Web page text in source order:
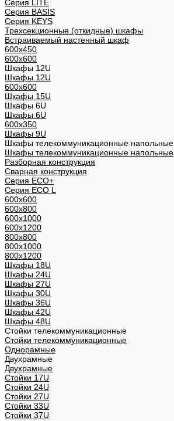
Cерия LITE
Cерия BASIS
Cерия KEYS
Трехсекционные (откидные) шкафы
Встраиваемый настенный шкаф
600x450
600x600
Шкафы 12U
Шкафы 12U
600x600
Шкафы 15U
Шкафы 6U
Шкафы 6U
600x350
Шкафы 9U
Шкафы телекоммуникационные напольные
Шкафы телекоммуникационные напольные
Разборная конструкция
Сварная конструкция
Серия ECO+
Серия ECO L
600x600
600x800
600х1000
600х1200
800x800
800х1000
800х1200
Шкафы 18U
Шкафы 24U
Шкафы 27U
Шкафы 30U
Шкафы 36U
Шкафы 42U
Шкафы 48U
Стойки телекоммуникационные
Стойки телекоммуникационные
Однорамные
Двухрамные
Двухрамные
Стойки 17U
Стойки 24U
Стойки 27U
Стойки 33U
Стойки 37U